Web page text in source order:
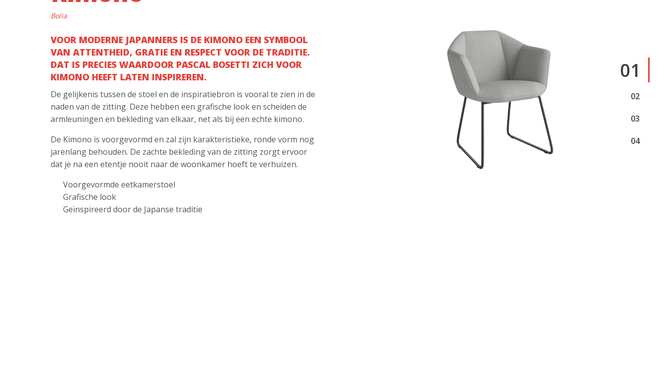
1
2
3
4
Bolia
VOOR MODERNE JAPANNERS IS DE KIMONO EEN SYMBOOL
VAN ATTENTHEID, GRATIE EN RESPECT VOOR DE TRADITIE.
DAT IS PRECIES WAARDOOR PASCAL BOSETTI ZICH VOOR
KIMONO HEEFT LATEN INSPIREREN.
De gelijkenis tussen de stoel en de inspiratiebron is vooral te zien in de
naden van de zitting. Deze hebben een grafische look en scheiden de
armleuningen en bekleding van elkaar, net als bij een echte kimono.
De Kimono is voorgevormd en zal zijn karakteristieke, ronde vorm nog
jarenlang behouden. De zachte bekleding van de zitting zorgt ervoor
dat je na een etentje nooit naar de woonkamer hoeft te verhuizen.
Voorgevormde eetkamerstoel
Grafische look
Geïnspireerd door de Japanse traditie